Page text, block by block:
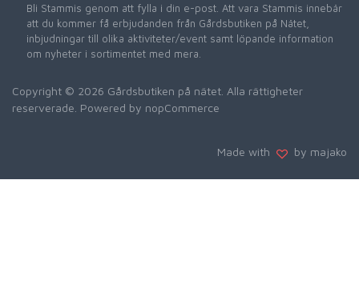
Bli Stammis genom att fylla i din e-post. Att vara Stammis innebär
att du kommer få erbjudanden från Gårdsbutiken på Nätet,
inbjudningar till olika aktiviteter/event samt löpande information
om nyheter i sortimentet med mera.
Copyright © 2026 Gårdsbutiken på nätet. Alla rättigheter
reserverade. Powered by nopCommerce
Made with by majako